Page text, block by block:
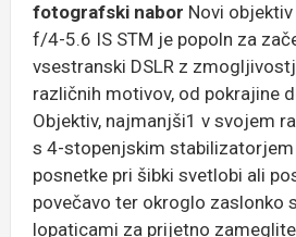
fotografski nabor Novi
f/4-5.6 IS STM je popoln za
vsestranski DSLR z
različnih motivov, od pokrajine
Objektiv, najmanjši1 v svojem
s 4-stopenjskim
posnetke pri šibki svetlobi ali
povečavo ter okroglo zaslonko
lopaticami za prijetno